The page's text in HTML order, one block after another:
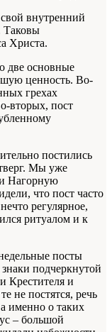
внутренний
Таковы
Христа.
две основные
ценность. Во-
грехах
вторых, пост
постились
Мы уже
Нагорную
что пост часто
регулярное,
ритуалом и к
посты
подчеркнутой
Крестителя и
не постятся, речь
именно о таких
– большой